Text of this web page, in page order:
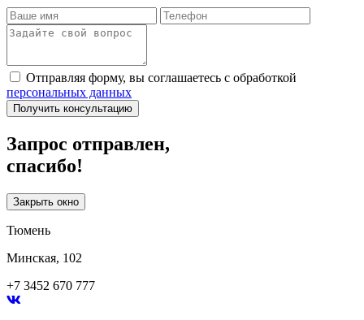
Отправляя форму, вы соглашаетесь с обработкой
персональных данных
Получить консультацию
Запрос отправлен,
спасибо!
Закрыть окно
Тюмень
Минская, 102
+7 3452 670 777